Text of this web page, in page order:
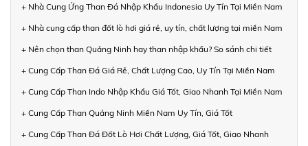
+ Nhà Cung Ứng Than Đá Nhập Khẩu Indonesia Uy Tín Tại Miền Nam
+ Nhà cung cấp than đốt lò hơi giá rẻ, uy tín, chất lượng tại miền Nam
+ Nên chọn than Quảng Ninh hay than nhập khẩu? So sánh chi tiết
+ Cung Cấp Than Đá Giá Rẻ, Chất Lượng Cao, Uy Tín Tại Miền Nam
+ Cung Cấp Than Indo Nhập Khẩu Giá Tốt, Giao Nhanh Tại Miền Nam
+ Cung Cấp Than Quảng Ninh Miền Nam Uy Tín, Giá Tốt
+ Cung Cấp Than Đá Đốt Lò Hơi Chất Lượng, Giá Tốt, Giao Nhanh